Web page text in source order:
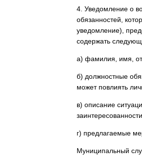
4. Уведомление о
обязанностей,
уведомление),
содержать
а) фамилия, имя,
б) должностные
может повлиять
в) описание
г) предлагаемые
Муниципальный